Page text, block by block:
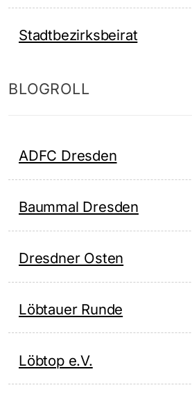
Stadtbezirksbeirat
BLOGROLL
ADFC Dresden
Baummal Dresden
Dresdner Osten
Löbtauer Runde
Löbtop e.V.